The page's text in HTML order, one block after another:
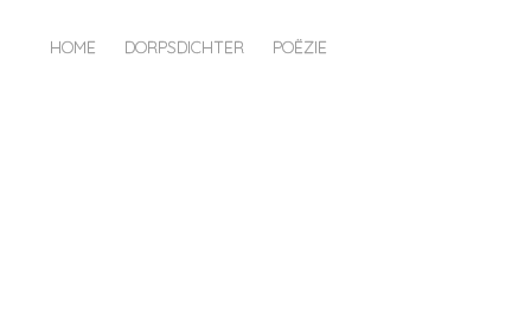
HOME DORPSDICHTER POËZIE